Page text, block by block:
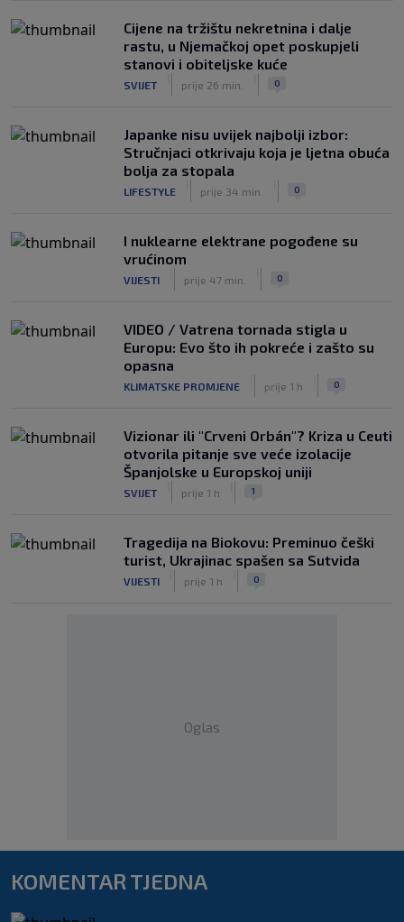
Cijene na tržištu nekretnina i dalje
rastu, u Njemačkoj opet poskupjeli
stanovi i obiteljske kuće
SVIJET prije 26 min. 0
Japanke nisu uvijek najbolji izbor:
Stručnjaci otkrivaju koja je ljetna obuća
bolja za stopala
LIFESTYLE prije 34 min. 0
I nuklearne elektrane pogođene su
vrućinom
VIJESTI prije 47 min. 0
VIDEO / Vatrena tornada stigla u
Europu: Evo što ih pokreće i zašto su
opasna
KLIMATSKE PROMJENE prije 1 h 0
Vizionar ili "Crveni Orbán"? Kriza u Ceuti
otvorila pitanje sve veće izolacije
Španjolske u Europskoj uniji
SVIJET prije 1 h 1
Tragedija na Biokovu: Preminuo češki
turist, Ukrajinac spašen sa Sutvida
VIJESTI prije 1 h 0
Oglas
KOMENTAR TJEDNA